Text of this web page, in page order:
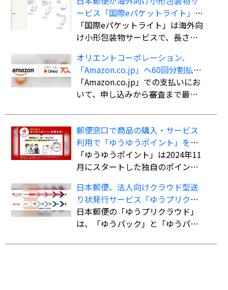
ービス「国際eパケットライト」の
取扱国・地域を計138か国・地域に
拡大
「国際eパケットライト」は海外向
け小形包装物サービスで、長さ・
大60cm）、重さ2kgまでの荷物を
航空便扱いで送ることができる。
書留扱いの「国際eパケット」より
も低料金で利用でき、追跡サービ
オリエントコーポレーション、
「Amazon.co.jp」へ60回分割払い
ができる決済手段「オリコ分割払
い」を導入
「Amazon.co.jp」での支払いにお
いて、申し込みから審査まで最短5
ド不要で最大60回までの分割払い
が可能になる。
郵便窓口で商品の購入・サービス
利用で「ゆうゆうポイント」を付
与、「ゆうちょPayポイント」への
交換も開始
「ゆうゆうポイント」は2024年11
月にスタートした独自のポイント
プリ」の会員証を提示した上で、
対象商品を購入、またはサービス
を利用すると、購入・利用総額に
応じてポイントが貯まる。
日本郵便、法人向けクラウド型送
り状発行サービス「ゆうプリクラ
ウド」
日本郵便の「ゆうプリクラウド」
は、「ゆうパック」と「ゆうパケ
きるクラウドサービス。「指定場